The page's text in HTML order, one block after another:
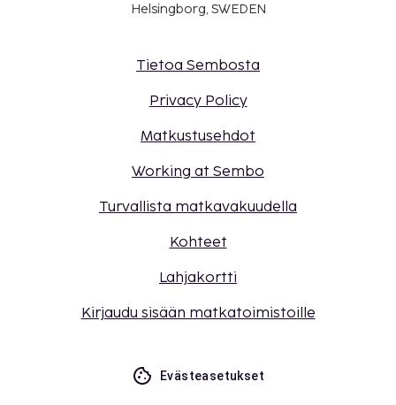
Helsingborg, SWEDEN
Tietoa Sembosta
Privacy Policy
Matkustusehdot
Working at Sembo
Turvallista matkavakuudella
Kohteet
Lahjakortti
Kirjaudu sisään matkatoimistoille
Evästeasetukset